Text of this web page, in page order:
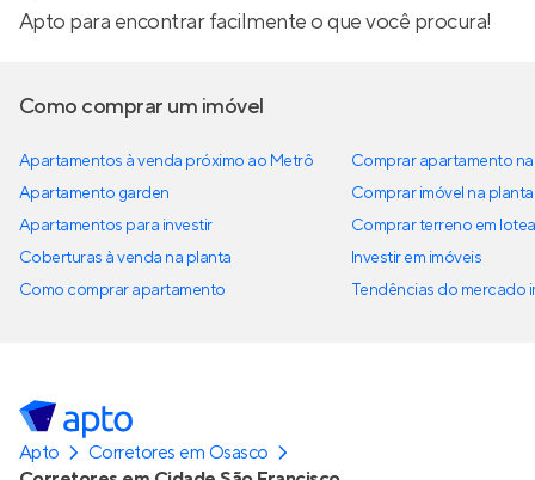
Apto para encontrar facilmente o que você procura!
Como comprar um imóvel
Apartamentos à venda próximo ao Metrô
Apartamento garden
Apartamentos para investir
Coberturas à venda na planta
Como comprar apartamento
Comprar apartamento
Comprar imóvel na planta
Comprar terreno em
Investir em imóveis
Tendências do mercado
Apto
Corretores em Osasco